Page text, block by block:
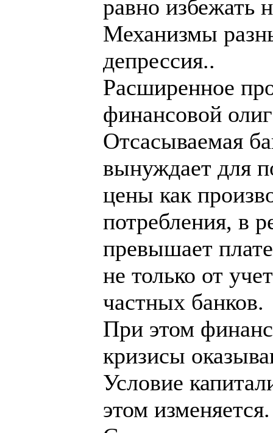
равно избежать
Механизмы
депрессия..
Расширенное
финансовой
Отсасываемая
вынуждает для
цены как
потребления, в
превышает
не только от
частных банков.
При этом
кризисы
Условие
этом изменяется.